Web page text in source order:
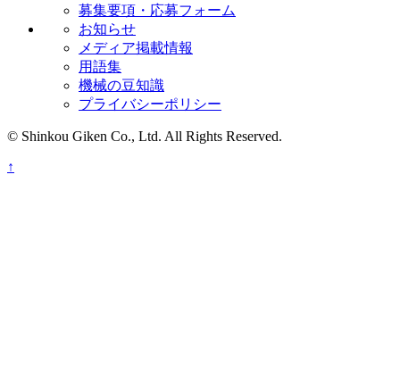
募集要項・応募フォーム
お知らせ
メディア掲載情報
用語集
機械の豆知識
プライバシーポリシー
© Shinkou Giken Co., Ltd. All Rights Reserved.
↑